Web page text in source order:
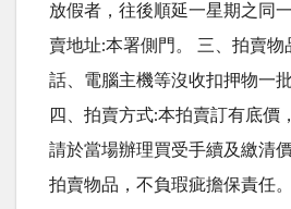
放假者，往後順延一星期之同
賣地址:本署側門。 三、拍賣物
話、電腦主機等沒收扣押物一
四、拍賣方式:本拍賣訂有底價
請於當場辦理買受手續及繳清
拍賣物品，不負瑕疵擔保責任